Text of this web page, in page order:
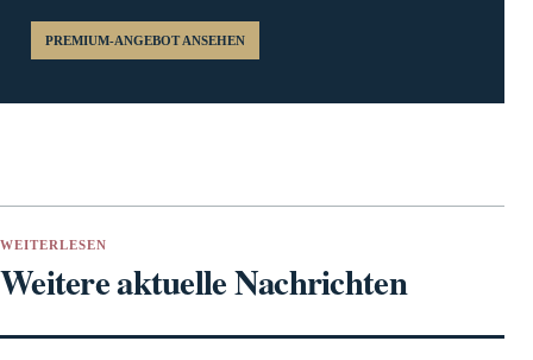
PREMIUM-ANGEBOT ANSEHEN
WEITERLESEN
Weitere aktuelle Nachrichten